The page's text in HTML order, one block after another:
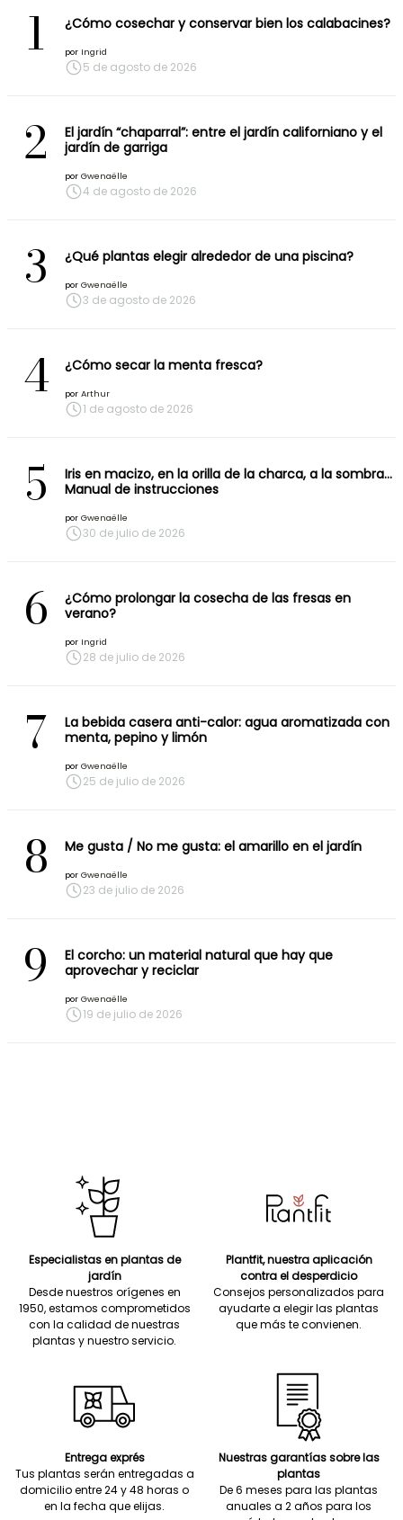
1 ¿Cómo cosechar y conservar bien los calabacines?
por Ingrid
5 de agosto de 2026
2
El jardín “chaparral”: entre el jardín californiano y el
jardín de garriga
por Gwenaëlle
4 de agosto de 2026
3 ¿Qué plantas elegir alrededor de una piscina?
por Gwenaëlle
3 de agosto de 2026
4 ¿Cómo secar la menta fresca?
por Arthur
1 de agosto de 2026
5
Iris en macizo, en la orilla de la charca, a la sombra…
Manual de instrucciones
por Gwenaëlle
30 de julio de 2026
6
¿Cómo prolongar la cosecha de las fresas en
verano?
por Ingrid
28 de julio de 2026
7
La bebida casera anti-calor: agua aromatizada con
menta, pepino y limón
por Gwenaëlle
25 de julio de 2026
8 Me gusta / No me gusta: el amarillo en el jardín
por Gwenaëlle
23 de julio de 2026
9
El corcho: un material natural que hay que
aprovechar y reciclar
por Gwenaëlle
19 de julio de 2026
Especialistas en plantas de
jardín
Desde nuestros orígenes en
1950, estamos comprometidos
con la calidad de nuestras
plantas y nuestro servicio.
Plantfit, nuestra aplicación
contra el desperdicio
Consejos personalizados para
ayudarte a elegir las plantas
que más te convienen.
Entrega exprés
Tus plantas serán entregadas a
domicilio entre 24 y 48 horas o
en la fecha que elijas.
Nuestras garantías sobre las
plantas
De 6 meses para las plantas
anuales a 2 años para los